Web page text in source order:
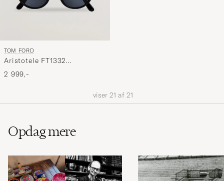
TOM FORD
Aristotele FT1332
Sunglasses Black
2 999,-
viser 21 af 21
Opdag mere